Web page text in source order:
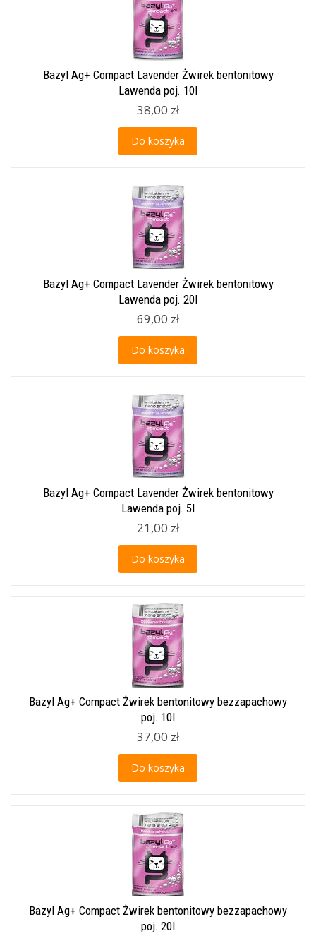
Bazyl Ag+ Compact Lavender Żwirek bentonitowy
Lawenda poj. 10l
38,00 zł
Do koszyka
Bazyl Ag+ Compact Lavender Żwirek bentonitowy
Lawenda poj. 20l
69,00 zł
Do koszyka
Bazyl Ag+ Compact Lavender Żwirek bentonitowy
Lawenda poj. 5l
21,00 zł
Do koszyka
Bazyl Ag+ Compact Żwirek bentonitowy bezzapachowy
poj. 10l
37,00 zł
Do koszyka
Bazyl Ag+ Compact Żwirek bentonitowy bezzapachowy
poj. 20l